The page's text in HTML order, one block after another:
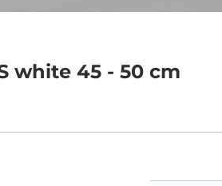
white 45 - 50 cm